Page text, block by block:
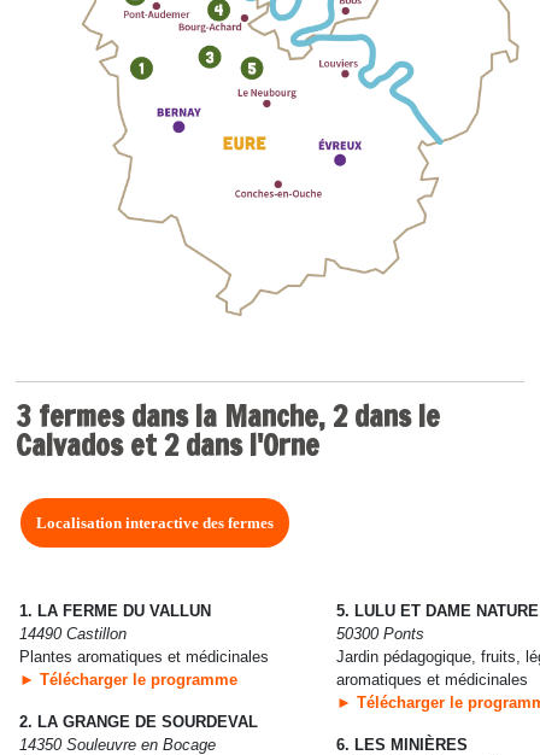
3 fermes dans la Manche, 2 dans le
Calvados et 2 dans l'Orne
Localisation interactive des fermes
1. LA FERME DU VALLUN
14490 Castillon
Plantes aromatiques et médicinales
► Télécharger le programme
2. LA GRANGE DE SOURDEVAL
14350 Souleuvre en Bocage
5. LULU ET DAME NATURE
50300 Ponts
Jardin pédagogique, fruits,
aromatiques et médicinales
► Télécharger le
6. LES MINIÈRES